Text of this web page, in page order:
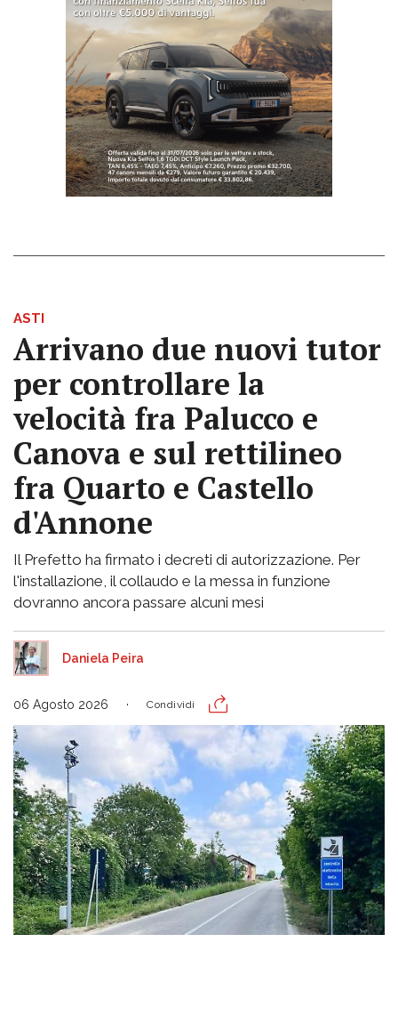
ASTI
Arrivano due nuovi tutor
per controllare la
velocità fra Palucco e
Canova e sul rettilineo
fra Quarto e Castello
d'Annone
Il Prefetto ha firmato i decreti di autorizzazione. Per
l'installazione, il collaudo e la messa in funzione
dovranno ancora passare alcuni mesi
Daniela Peira
06 Agosto 2026 Condividi